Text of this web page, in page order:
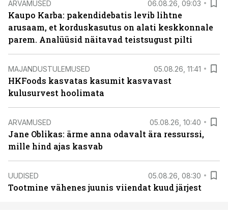
ARVAMUSED 06.08.26, 09:03
Kaupo Karba: pakendidebatis levib lihtne
arusaam, et korduskasutus on alati keskkonnale
parem. Analüüsid näitavad teistsugust pilti
MAJANDUSTULEMUSED 05.08.26, 11:41
HKFoods kasvatas kasumit kasvavast
kulusurvest hoolimata
ARVAMUSED 05.08.26, 10:40
Jane Oblikas: ärme anna odavalt ära ressurssi,
mille hind ajas kasvab
UUDISED 05.08.26, 08:30
Tootmine vähenes juunis viiendat kuud järjest